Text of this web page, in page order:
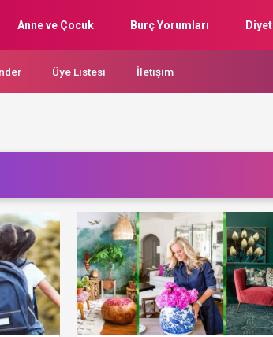
Anne ve Çocuk Burç Yorumları Diyet
Üye Listesi İletişim